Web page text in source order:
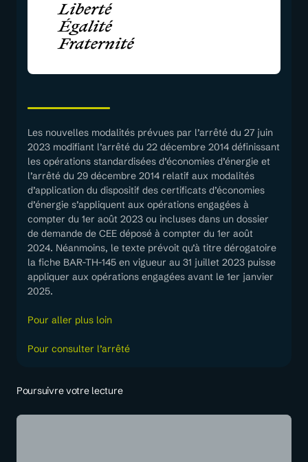
Les nouvelles modalités prévues par l’arrêté du 27 juin
2023 modifiant l’arrêté du 22 décembre 2014 définissant
les opérations standardisées d’économies d’énergie et
l’arrêté du 29 décembre 2014 relatif aux modalités
d’application du dispositif des certificats d’économies
d’énergie s’appliquent aux opérations engagées à
compter du 1er août 2023 ou incluses dans un dossier
de demande de CEE déposé à compter du 1er août
2024. Néanmoins, le texte prévoit qu’à titre dérogatoire
la fiche BAR-TH-145 en vigueur au 31 juillet 2023 puisse
appliquer aux opérations engagées avant le 1er janvier
2025.
Pour aller plus loin
Pour consulter l’arrêté
Poursuivre votre lecture